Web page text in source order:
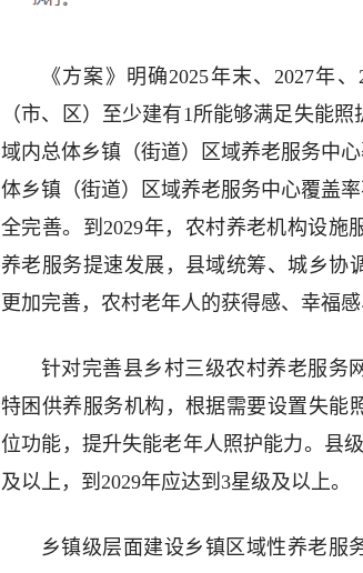
《方案》明确2025年末、2027年
（市、区）至少建有1所能够满足失能
域内总体乡镇（街道）区域养老服务中
体乡镇（街道）区域养老服务中心覆盖
全完善。到2029年，农村养老机构设施
养老服务提速发展，县域统筹、城乡协
更加完善，农村老年人的获得感、幸福感
针对完善县乡村三级农村养老服务
特困供养服务机构，根据需要设置失能
位功能，提升失能老年人照护能力。县
及以上，到2029年应达到3星级及以上。
乡镇级层面建设乡镇区域性养老服